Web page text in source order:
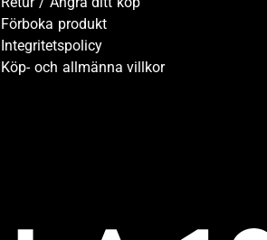
Förboka produkt
Integritetspolicy
Köp- och allmänna villkor